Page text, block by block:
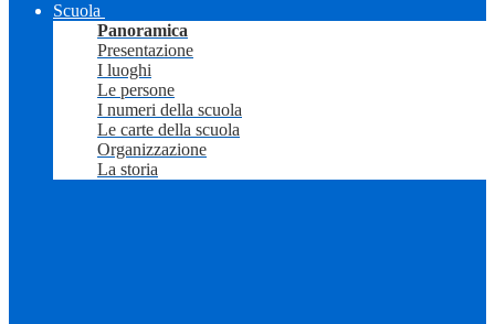
Scuola
Panoramica
Presentazione
I luoghi
Le persone
I numeri della scuola
Le carte della scuola
Organizzazione
La storia